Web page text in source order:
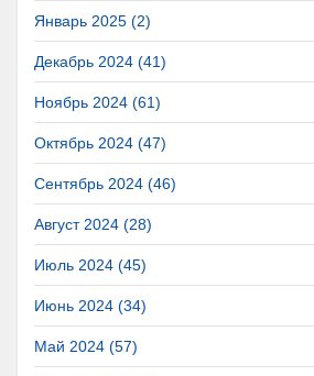
Январь 2025 (2)
Декабрь 2024 (41)
Ноябрь 2024 (61)
Октябрь 2024 (47)
Сентябрь 2024 (46)
Август 2024 (28)
Июль 2024 (45)
Июнь 2024 (34)
Май 2024 (57)